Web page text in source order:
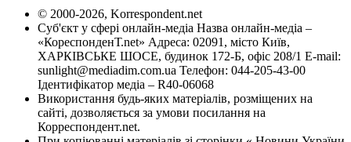
© 2000-2026, Korrespondent.net
Суб'єкт у сфері онлайн-медіа Назва онлайн-медіа –
«КореспонденТ.net» Адреса: 02091, місто Київ,
ХАРКІВСЬКЕ ШОСЕ, будинок 172-Б, офіс 208/1 E-mail:
sunlight@mediadim.com.ua Телефон: 044-205-43-00
Ідентифікатор медіа – R40-06068
Використання будь-яких матеріалів, розміщених на
сайті, дозволяється за умови посилання на
Корреспондент.net.